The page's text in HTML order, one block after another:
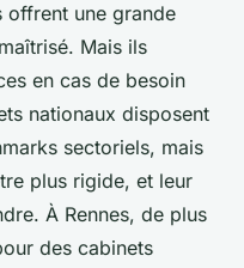
offrent une grande
Mais ils
en cas de besoin
nationaux disposent
sectoriels, mais
plus rigide, et leur
À Rennes, de plus
des cabinets